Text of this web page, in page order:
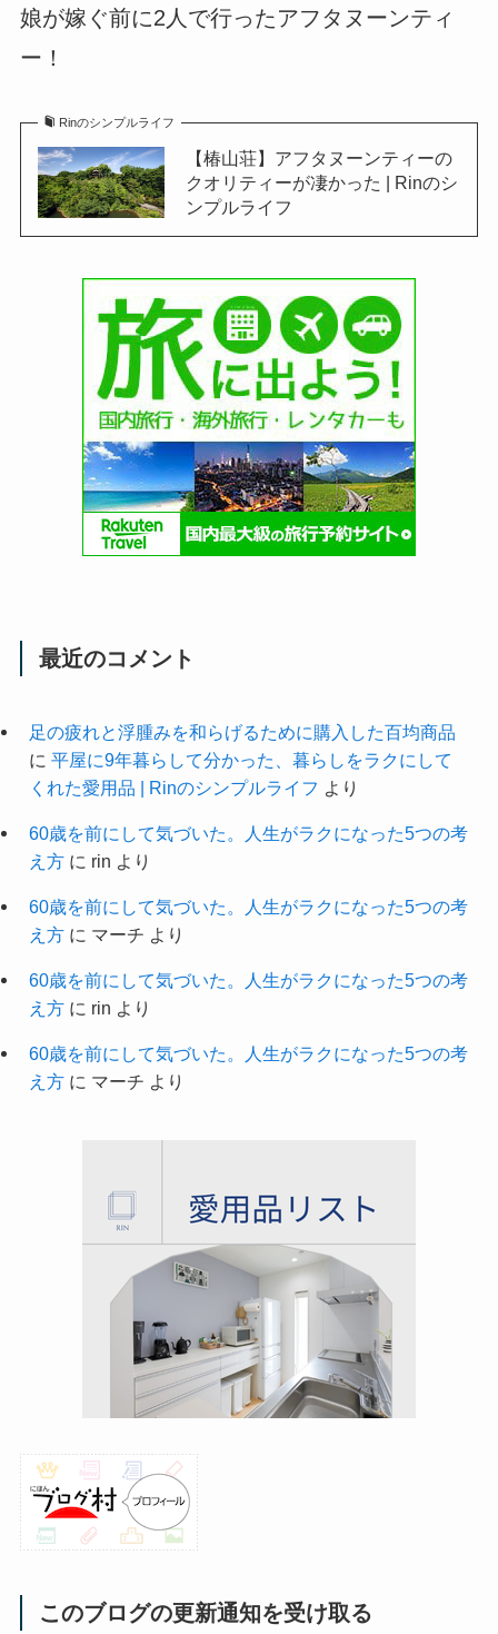
娘が嫁ぐ前に2人で行ったアフタヌーンティ
ー！
Rinのシンプルライフ
【椿山荘】アフタヌーンティーの
クオリティーが凄かった | Rinのシ
ンプルライフ
最近のコメント
足の疲れと浮腫みを和らげるために購入した百均商品
に 平屋に9年暮らして分かった、暮らしをラクにして
くれた愛用品 | Rinのシンプルライフ より
60歳を前にして気づいた。人生がラクになった5つの考
え方に rin より
60歳を前にして気づいた。人生がラクになった5つの考
え方に マーチ より
60歳を前にして気づいた。人生がラクになった5つの考
え方に rin より
60歳を前にして気づいた。人生がラクになった5つの考
え方に マーチ より
このブログの更新通知を受け取る